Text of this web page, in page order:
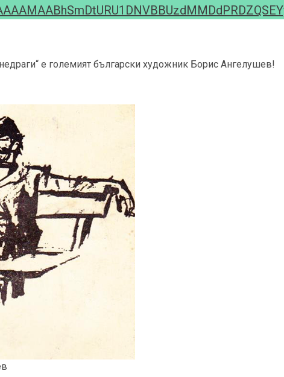
е големият български художник Борис Ангелушев!